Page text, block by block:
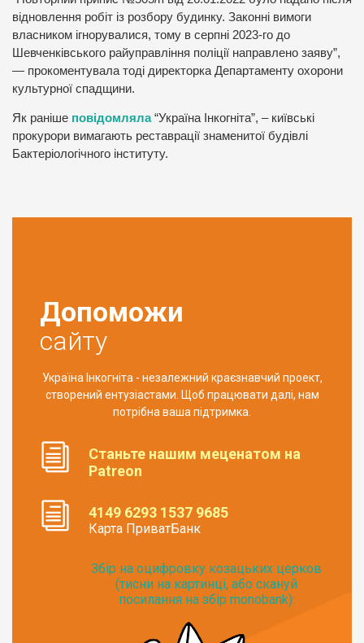
відновлення робіт із розбору будинку. Законні вимоги
власником ігнорувалися, тому в серпні 2023-го до
Шевченківського райуправління поліції направлено заяву”,
— прокоментувала тоді директорка Департаменту охорони
культурної спадщини.
Як раніше повідомляла“Україна Інкогніта”, – київські
прокурори вимагають реставрації знаменитої будівлі
Бактеріологічного інституту.
Допоможи
сайту
Україна Інкогніта - незалежний краєзнавчий проект,
створений ентузіастами. Щоб працювати далі, нам
потрібна ваша підтримка.
Станьте нашим меценатом на
Patreon
4149 6293 1537 9685
Карта ПриватБанк
Збір на оцифровку козацьких церков
(тисни на картинці, або скануй
посилання на збір monobank):